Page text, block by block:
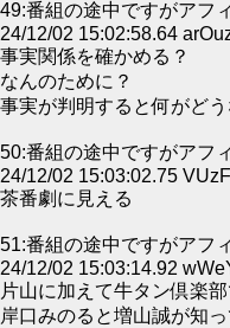
49:番組の途中ですがアフ
24/12/02 15:02:58.64
事実関係を確かめる？
なんのために？
事実が判明すると何がど
50:番組の途中ですがアフ
24/12/02 15:03:02.75
茶番劇に見える
51:番組の途中ですがアフ
24/12/02 15:03:14.92
片山に加えて牛タン倶楽
岸口みのると増山誠が知